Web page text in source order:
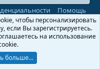
Помощь
XenForo Ltd.
чтобы персонализировать
если Вы зарегистрируетесь.
на использование
больше...